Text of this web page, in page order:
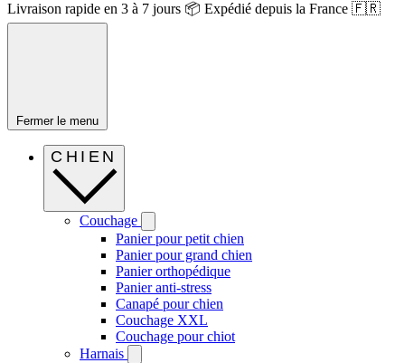
Livraison rapide en 3 à 7 jours 📦 Expédié depuis la France 🇫🇷
Fermer le menu
CHIEN
Couchage
Panier pour petit chien
Panier pour grand chien
Panier orthopédique
Panier anti-stress
Canapé pour chien
Couchage XXL
Couchage pour chiot
Harnais